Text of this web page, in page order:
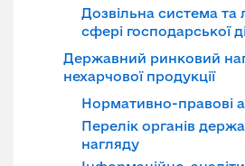
Дозвільна система та
сфері господарської
Державний ринковий
нехарчової продукції
Нормативно-правові
Перелік органів
нагляду